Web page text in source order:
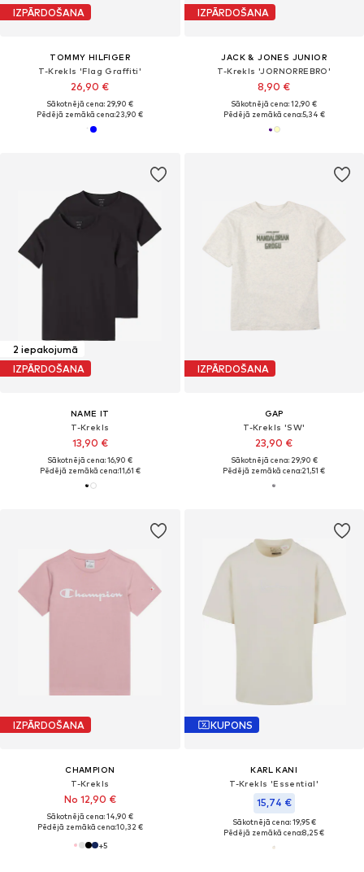
IZPĀRDOŠANA
TOMMY HILFIGER
T-Krekls 'Flag Graffiti'
26,90 €
Sākotnējā cena: 29,90 €
Pēdējā zemākā cena:23,90 €
IZPĀRDOŠANA
JACK & JONES JUNIOR
T-Krekls 'JORNORREBRO'
8,90 €
Sākotnējā cena: 12,90 €
Pēdējā zemākā cena:5,34 €
2 iepakojumā
IZPĀRDOŠANA
NAME IT
T-Krekls
13,90 €
Sākotnējā cena: 16,90 €
Pēdējā zemākā cena:11,61 €
IZPĀRDOŠANA
GAP
T-Krekls 'SW'
23,90 €
Sākotnējā cena: 29,90 €
Pēdējā zemākā cena:21,51 €
IZPĀRDOŠANA
CHAMPION
T-Krekls
No 12,90 €
Sākotnējā cena: 14,90 €
Pēdējā zemākā cena:10,32 €
+5
KUPONS
KARL KANI
T-Krekls 'Essential'
15,74 €
Sākotnējā cena: 19,95 €
Pēdējā zemākā cena:8,25 €